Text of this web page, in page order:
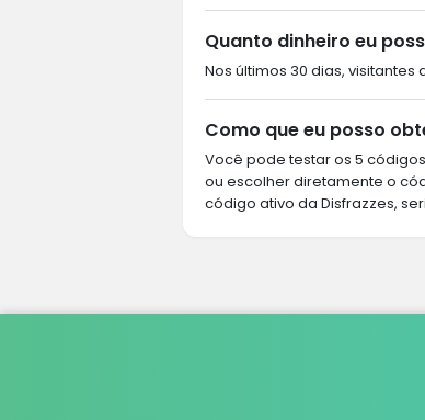
Quanto dinheiro eu
Nos últimos 30 dias,
Como que eu posso
Você pode testar os 5
ou escolher diretamente o
código ativo da Disfrazzes,